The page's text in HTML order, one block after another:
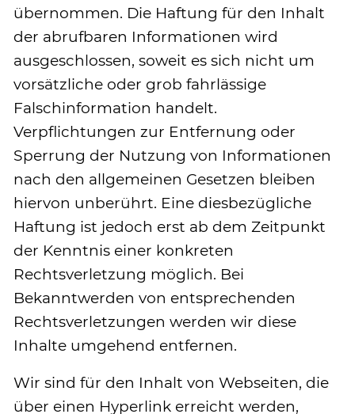
übernommen. Die Haftung für den Inhalt
der abrufbaren Informationen wird
ausgeschlossen, soweit es sich nicht um
vorsätzliche oder grob fahrlässige
Falschinformation handelt.
Verpflichtungen zur Entfernung oder
Sperrung der Nutzung von Informationen
nach den allgemeinen Gesetzen bleiben
hiervon unberührt. Eine diesbezügliche
Haftung ist jedoch erst ab dem Zeitpunkt
der Kenntnis einer konkreten
Rechtsverletzung möglich. Bei
Bekanntwerden von entsprechenden
Rechtsverletzungen werden wir diese
Inhalte umgehend entfernen.
Wir sind für den Inhalt von Webseiten, die
über einen Hyperlink erreicht werden,